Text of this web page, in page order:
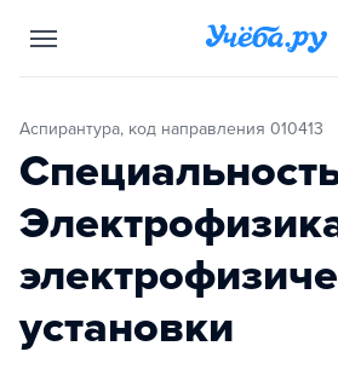
Аспирантура, код направления 010413
установки